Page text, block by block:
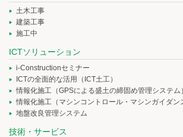
土木工事
建築工事
施工中
ICTソリューション
i-Constructionセミナー
ICTの全面的な活用（ICT土工）
情報化施工（GPSによる盛土の締固め管理システム）
情報化施工（マシンコントロール・マシンガイダン
地盤改良管理システム
技術・サービス